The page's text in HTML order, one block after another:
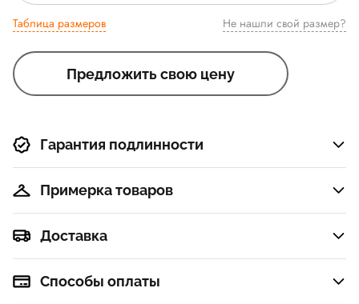
Таблица размеров Не нашли свой размер?
Предложить свою цену
Гарантия подлинности
Примерка товаров
Доставка
Способы оплаты